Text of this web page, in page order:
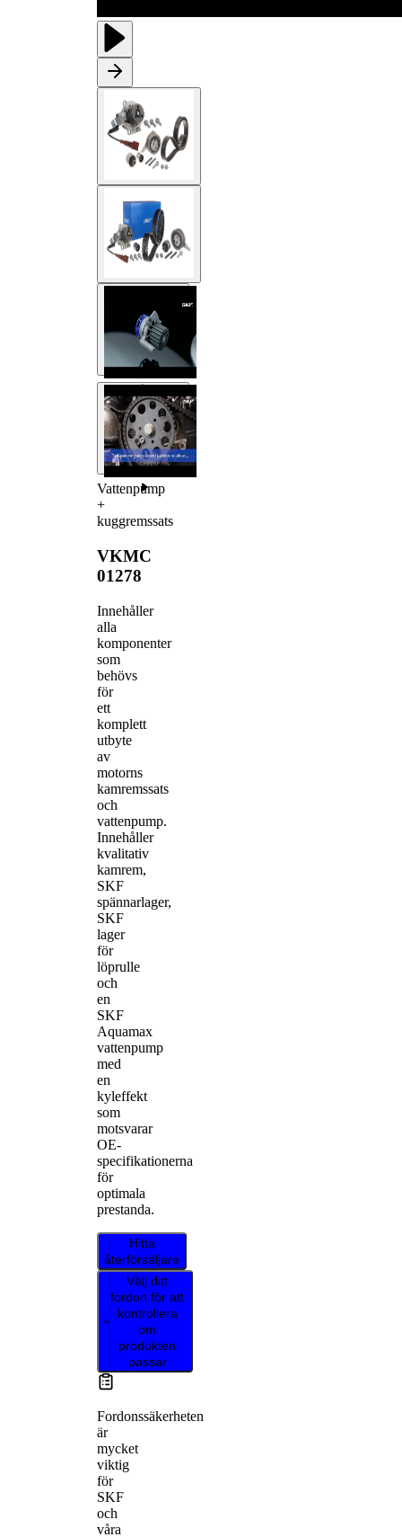
Vattenpump
+
kuggremssats
VKMC
01278
Innehåller
alla
komponenter
som
behövs
för
ett
komplett
utbyte
av
motorns
kamremssats
och
vattenpump.
Innehåller
kvalitativ
kamrem,
SKF
spännarlager,
SKF
lager
för
löprulle
och
en
SKF
Aquamax
vattenpump
med
en
kyleffekt
som
motsvarar
OE-
specifikationerna
för
optimala
prestanda.
Hitta
återförsäljare
Välj ditt
fordon för att
kontrollera
om
produkten
passar
Fordonssäkerheten
är
mycket
viktig
för
SKF
och
våra